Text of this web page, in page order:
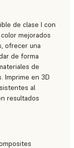
de clase I con
mejorados
ofrecer una
de forma
de
Imprime en 3D
al
resultados